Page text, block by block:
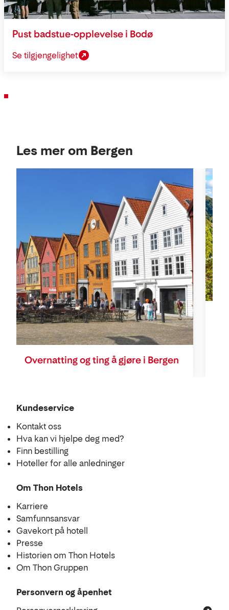
Pust badstue-opplevelse i Bodø
Se tilgjengelighet
Les mer om Bergen
Overnatting og ting å gjøre i Bergen
Kundeservice
Kontakt oss
Hva kan vi hjelpe deg med?
Finn bestilling
Hoteller for alle anledninger
Om Thon Hotels
Karriere
Samfunnsansvar
Gavekort på hotell
Presse
Historien om Thon Hotels
Om Thon Gruppen
Personvern og åpenhet